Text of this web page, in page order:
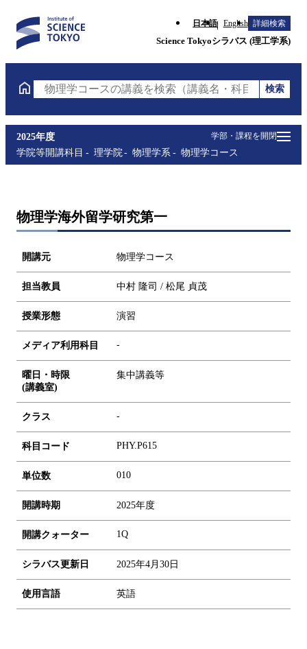
日本語 English 詳細検索
Science Tokyoシラバス (理工学系)
物理学コースの講義を検索（講義名・科目コード・担
検索
学部・課程を開閉
2025年度
学院等開講科目
理学院 物理学系 物理学コース
物理学海外留学研究第一
開講元 物理学コース
担当教員 中村 隆司 / 松尾 貞茂
授業形態 演習
メディア利用科目 -
曜日・時限
(講義室)
集中講義等
クラス -
科目コード PHY.P615
単位数 010
開講時期 2025年度
開講クォーター 1Q
シラバス更新日 2025年4月30日
使用言語 英語